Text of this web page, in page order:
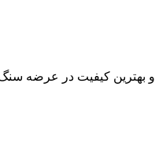
کیفیت در عرضه سنگ